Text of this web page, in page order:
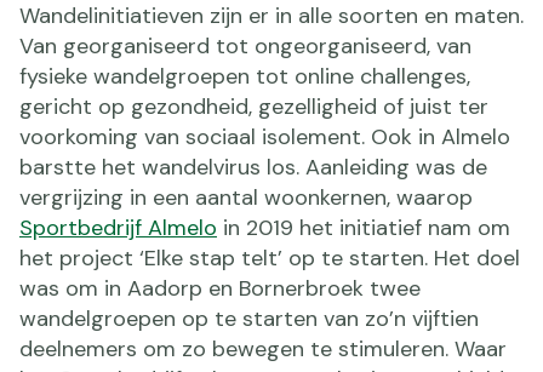
Wandelinitiatieven zijn er in alle soorten en maten.
Van georganiseerd tot ongeorganiseerd, van
fysieke wandelgroepen tot online challenges,
gericht op gezondheid, gezelligheid of juist ter
voorkoming van sociaal isolement. Ook in Almelo
barstte het wandelvirus los. Aanleiding was de
vergrijzing in een aantal woonkernen, waarop
Sportbedrijf Almelo in 2019 het initiatief nam om
het project ‘Elke stap telt’ op te starten. Het doel
was om in Aadorp en Bornerbroek twee
wandelgroepen op te starten van zo’n vijftien
deelnemers om zo bewegen te stimuleren. Waar